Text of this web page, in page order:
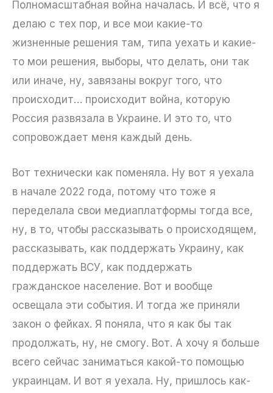
Полномасштабная война началась. И всё, что я
делаю с тех пор, и все мои какие-то
жизненные решения там, типа уехать и какие-
то мои решения, выборы, что делать, они так
или иначе, ну, завязаны вокруг того, что
происходит… происходит война, которую
Россия развязала в Украине. И это то, что
сопровождает меня каждый день.
Вот технически как поменяла. Ну вот я уехала
в начале 2022 года, потому что тоже я
переделала свои медиаплатформы тогда все,
ну, в то, чтобы рассказывать о происходящем,
рассказывать, как поддержать Украину, как
поддержать ВСУ, как поддержать
гражданское население. Вот и вообще
освещала эти события. И тогда же приняли
закон о фейках. Я поняла, что я как бы так
продолжать, ну, не смогу. Вот. А хочу я больше
всего сейчас заниматься какой-то помощью
украинцам. И вот я уехала. Ну, пришлось как-